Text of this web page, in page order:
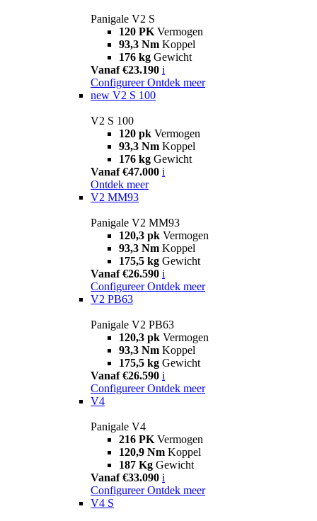
Panigale V2 S
120 PK Vermogen
93,3 Nm Koppel
176 kg Gewicht
Vanaf €23.190 i
Configureer Ontdek meer
new V2 S 100
V2 S 100
120 pk Vermogen
93,3 Nm Koppel
176 kg Gewicht
Vanaf €47.000 i
Ontdek meer
V2 MM93
Panigale V2 MM93
120,3 pk Vermogen
93,3 Nm Koppel
175,5 kg Gewicht
Vanaf €26.590 i
Configureer Ontdek meer
V2 PB63
Panigale V2 PB63
120,3 pk Vermogen
93,3 Nm Koppel
175,5 kg Gewicht
Vanaf €26.590 i
Configureer Ontdek meer
V4
Panigale V4
216 PK Vermogen
120,9 Nm Koppel
187 Kg Gewicht
Vanaf €33.090 i
Configureer Ontdek meer
V4 S